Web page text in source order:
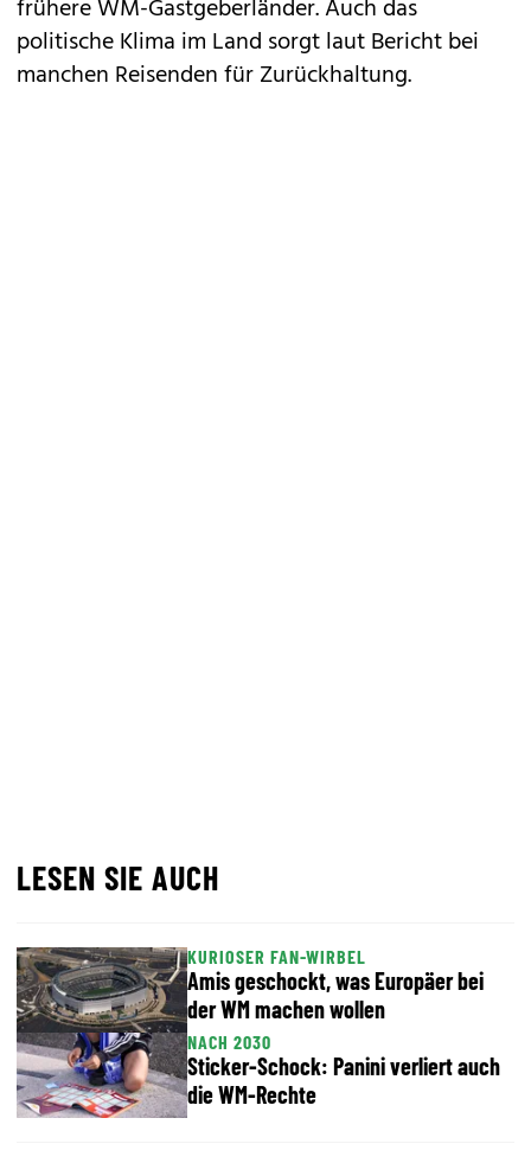
frühere WM-Gastgeberländer. Auch das
politische Klima im Land sorgt laut Bericht bei
manchen Reisenden für Zurückhaltung.
LESEN SIE AUCH
KURIOSER FAN-WIRBEL
Amis geschockt, was Europäer bei
der WM machen wollen
NACH 2030
Sticker-Schock: Panini verliert auch
die WM-Rechte